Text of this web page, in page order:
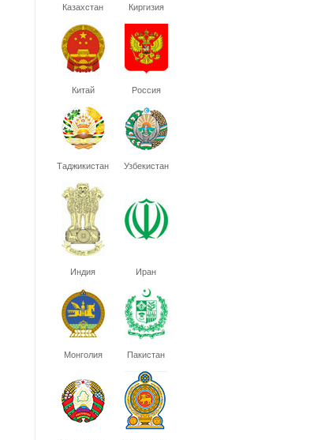
Казахстан Киргизия
Китай Россия
Таджикистан Узбекистан
Индия Иран
Монголия Пакистан